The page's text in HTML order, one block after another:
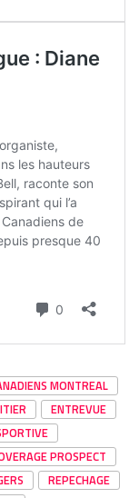
MONTREAL
ENTREVUE
PROSPECT
REPECHAGE